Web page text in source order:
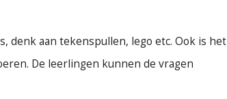
denk aan tekenspullen, lego etc. Ook is het
De leerlingen kunnen de vragen